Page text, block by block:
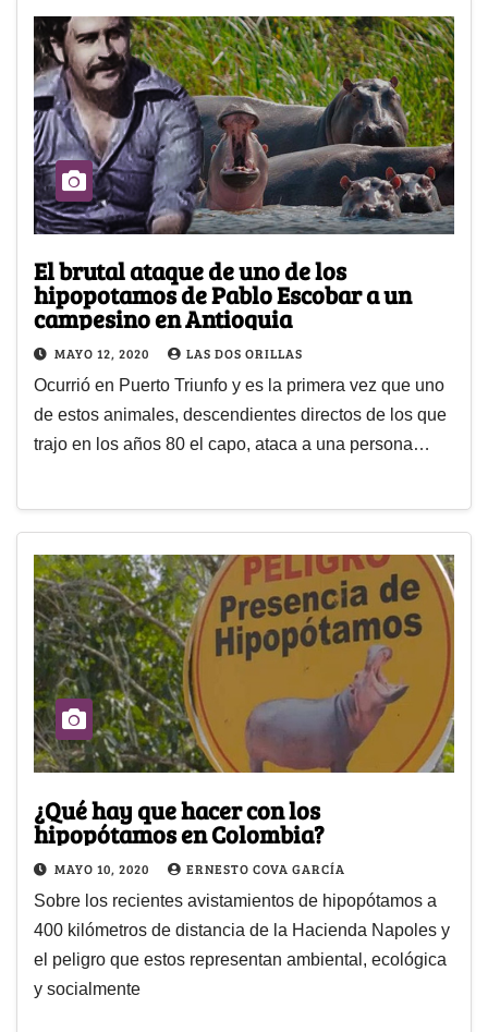
El brutal ataque de uno de los
hipopotamos de Pablo Escobar a un
campesino en Antioquia
MAYO 12, 2020 LAS DOS ORILLAS
Ocurrió en Puerto Triunfo y es la primera vez que uno
de estos animales, descendientes directos de los que
trajo en los años 80 el capo, ataca a una persona…
¿Qué hay que hacer con los
hipopótamos en Colombia?
MAYO 10, 2020 ERNESTO COVA GARCÍA
Sobre los recientes avistamientos de hipopótamos a
400 kilómetros de distancia de la Hacienda Napoles y
el peligro que estos representan ambiental, ecológica
y socialmente